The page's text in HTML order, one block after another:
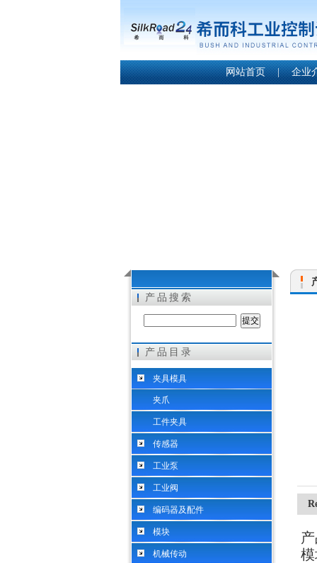
希而科工业控制设备（上海）有限公司
网站首页 | 企业
产品搜索
产品目录
夹具模具
夹爪
工件夹具
传感器
工业泵
工业阀
编码器及配件
模块
机械传动